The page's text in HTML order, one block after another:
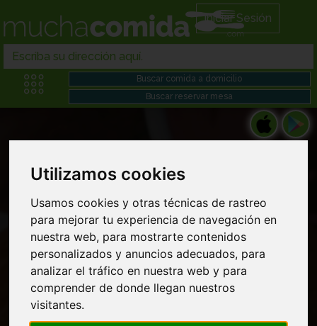
Utilizamos cookies
Usamos cookies y otras técnicas de rastreo
para mejorar tu experiencia de navegación en
nuestra web, para mostrarte contenidos
personalizados y anuncios adecuados, para
analizar el tráfico en nuestra web y para
comprender de donde llegan nuestros
visitantes.
Iniciar Sesión
Restaurantes japoneses en Pollos asados
domicilio cerca de mi